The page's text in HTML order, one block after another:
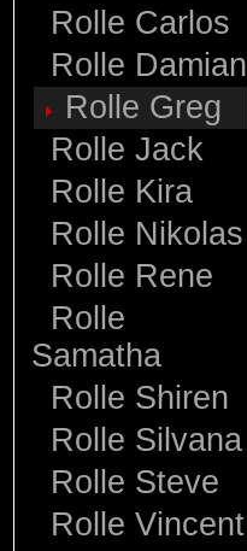
Rolle Carlos
Rolle Damian
Rolle Greg
Rolle Jack
Rolle Kira
Rolle Nikolas
Rolle Rene
Rolle
Samatha
Rolle Shiren
Rolle Silvana
Rolle Steve
Rolle Vincent